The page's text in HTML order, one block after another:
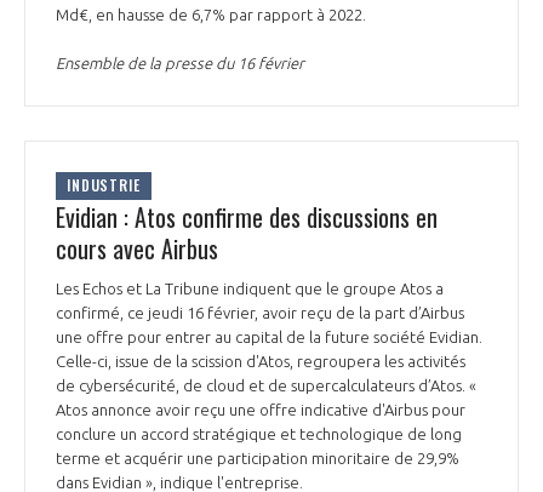
LA MÉDIATION AU-DELÀ DE LA FILIÈRE AÉRONAUTIQUE ET SPATIALE
LES ENJEUX
EMPLOI & FORMATION
ENVIRONNEMENT
INNOVATION
INTERNATIONALISATION
LES PUBLICATIONS
DOCUMENTS & BROCHURES
Md€, en hausse de 6,7% par rapport à 2022.
Ensemble de la presse du 16 février
INDUSTRIE
Evidian : Atos confirme des discussions en
cours avec Airbus
Les Echos et La Tribune indiquent que le groupe Atos a
confirmé, ce jeudi 16 février, avoir reçu de la part d’Airbus
une offre pour entrer au capital de la future société Evidian.
Celle-ci, issue de la scission d'Atos, regroupera les activités
de cybersécurité, de cloud et de supercalculateurs d’Atos. «
Atos annonce avoir reçu une offre indicative d'Airbus pour
conclure un accord stratégique et technologique de long
terme et acquérir une participation minoritaire de 29,9%
dans Evidian », indique l'entreprise.